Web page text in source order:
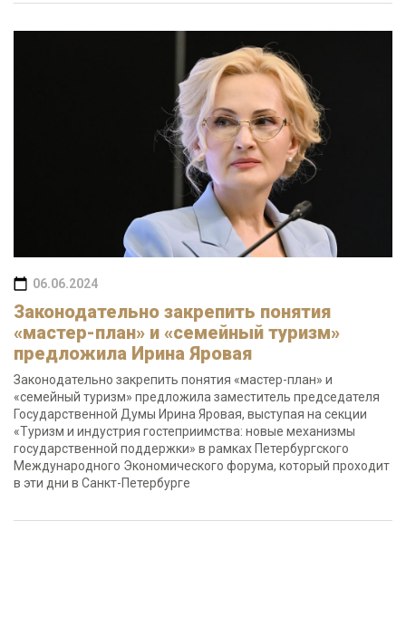
06.06.2024
Законодательно закрепить понятия
«мастер-план» и «семейный туризм»
предложила Ирина Яровая
Законодательно закрепить понятия «мастер-план» и
«семейный туризм» предложила заместитель председателя
Государственной Думы Ирина Яровая, выступая на секции
«Туризм и индустрия гостеприимства: новые механизмы
государственной поддержки» в рамках Петербургского
Международного Экономического форума, который проходит
в эти дни в Санкт-Петербурге